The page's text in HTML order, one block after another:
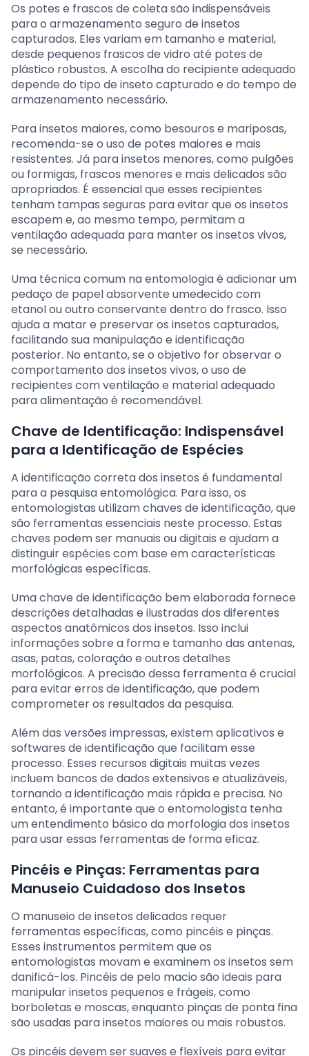
Os potes e frascos de coleta são indispensáveis
para o armazenamento seguro de insetos
capturados. Eles variam em tamanho e material,
desde pequenos frascos de vidro até potes de
plástico robustos. A escolha do recipiente adequado
depende do tipo de inseto capturado e do tempo de
armazenamento necessário.
Para insetos maiores, como besouros e mariposas,
recomenda-se o uso de potes maiores e mais
resistentes. Já para insetos menores, como pulgões
ou formigas, frascos menores e mais delicados são
apropriados. É essencial que esses recipientes
tenham tampas seguras para evitar que os insetos
escapem e, ao mesmo tempo, permitam a
ventilação adequada para manter os insetos vivos,
se necessário.
Uma técnica comum na entomologia é adicionar um
pedaço de papel absorvente umedecido com
etanol ou outro conservante dentro do frasco. Isso
ajuda a matar e preservar os insetos capturados,
facilitando sua manipulação e identificação
posterior. No entanto, se o objetivo for observar o
comportamento dos insetos vivos, o uso de
recipientes com ventilação e material adequado
para alimentação é recomendável.
Chave de Identificação: Indispensável
para a Identificação de Espécies
A identificação correta dos insetos é fundamental
para a pesquisa entomológica. Para isso, os
entomologistas utilizam chaves de identificação, que
são ferramentas essenciais neste processo. Estas
chaves podem ser manuais ou digitais e ajudam a
distinguir espécies com base em características
morfológicas específicas.
Uma chave de identificação bem elaborada fornece
descrições detalhadas e ilustradas dos diferentes
aspectos anatômicos dos insetos. Isso inclui
informações sobre a forma e tamanho das antenas,
asas, patas, coloração e outros detalhes
morfológicos. A precisão dessa ferramenta é crucial
para evitar erros de identificação, que podem
comprometer os resultados da pesquisa.
Além das versões impressas, existem aplicativos e
softwares de identificação que facilitam esse
processo. Esses recursos digitais muitas vezes
incluem bancos de dados extensivos e atualizáveis,
tornando a identificação mais rápida e precisa. No
entanto, é importante que o entomologista tenha
um entendimento básico da morfologia dos insetos
para usar essas ferramentas de forma eficaz.
Pincéis e Pinças: Ferramentas para
Manuseio Cuidadoso dos Insetos
O manuseio de insetos delicados requer
ferramentas específicas, como pincéis e pinças.
Esses instrumentos permitem que os
entomologistas movam e examinem os insetos sem
danificá-los. Pincéis de pelo macio são ideais para
manipular insetos pequenos e frágeis, como
borboletas e moscas, enquanto pinças de ponta fina
são usadas para insetos maiores ou mais robustos.
Os pincéis devem ser suaves e flexíveis para evitar